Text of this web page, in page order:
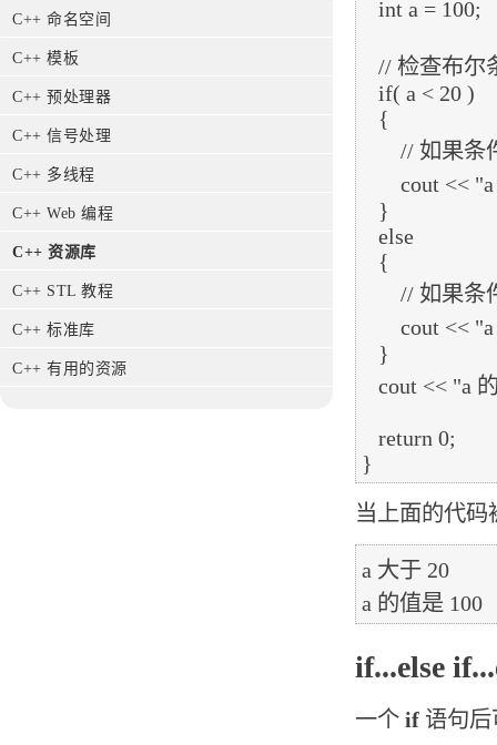
C++ 命名空间
C++ 模板
C++ 预处理器
C++ 信号处理
C++ 多线程
C++ Web 编程
C++ 资源库
C++ STL 教程
C++ 标准库
C++ 有用的资源
当上面的代码
a 大于 20
if...else
一个 if 语句